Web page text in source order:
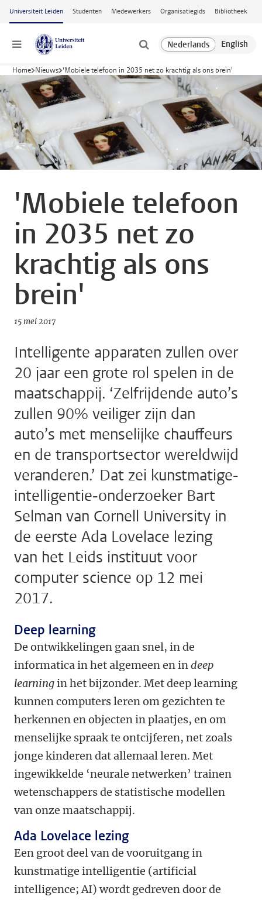
Ga naar hoofdinhoud
Universiteit Leiden Studenten Medewerkers Organisatiegids Bibliotheek
Menu
Home Nieuws 'Mobiele telefoon in 2035 net zo krachtig als ons brein'
'Mobiele telefoon
in 2035 net zo
krachtig als ons
brein'
15 mei 2017
Intelligente apparaten zullen over
20 jaar een grote rol spelen in de
maatschappij. ‘Zelfrijdende auto’s
zullen 90% veiliger zijn dan
auto’s met menselijke chauffeurs
en de transportsector wereldwijd
veranderen.’ Dat zei kunstmatige-
intelligentie-onderzoeker Bart
Selman van Cornell University in
de eerste Ada Lovelace lezing
van het Leids instituut voor
computer science op 12 mei
2017.
Deep learning
De ontwikkelingen gaan snel, in de
informatica in het algemeen en indeep
learningin het bijzonder. Met deep learning
kunnen computers leren om gezichten te
herkennen en objecten in plaatjes, en om
menselijke spraak te ontcijferen, net zoals
jonge kinderen dat allemaal leren. Met
ingewikkelde ‘neurale netwerken’ trainen
wetenschappers de statistische modellen
van onze maatschappij.
Ada Lovelace lezing
Een groot deel van de vooruitgang in
kunstmatige intelligentie (artificial
intelligence; AI) wordt gedreven door de